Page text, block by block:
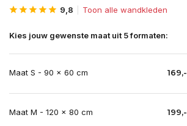
9,8 Toon alle wandkleden
Kies jouw gewenste maat uit 5 formaten:
Maat S - 90 x 60 cm 169,-
Maat M - 120 x 80 cm 199,-